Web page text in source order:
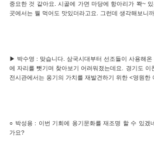
중요한 것 같아요. 시골에 가면 마당에 항아리가 쫙~
곳에서는 뭘 먹어도 맛있더라고요. 그런데 생각해보니
▶ 박수영 : 맞습니다. 삼국시대부터 선조들이 사용해
에 자리를 뺏기며 찾아보기 어려워졌는데요. 경기도 이
전시관에서는 옹기의 가치를 재발견하기 위한 <영원한
○ 박성용 : 이번 기회에 옹기문화를 재조명 할 수 있겠
가요?